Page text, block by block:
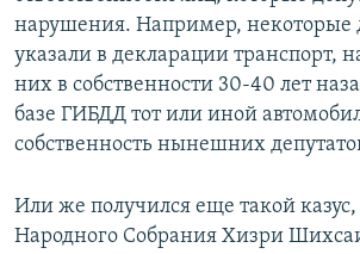
нарушения. Например, некоторые
указали в декларации транспорт,
них в собственности 30-40 лет
базе ГИБДД тот или иной
собственность нынешних
Или же получился еще такой
Народного Собрания Хизри